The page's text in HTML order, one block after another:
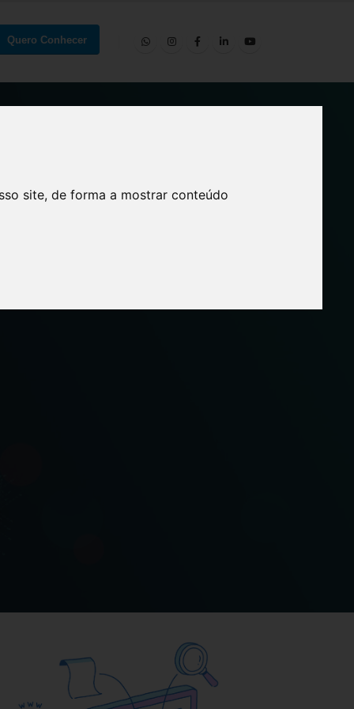
site, de forma a mostrar conteúdo
Quero Conhecer